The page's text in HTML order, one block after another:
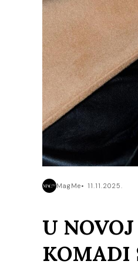
MagMe 11.11.2025.
U
KOMADI